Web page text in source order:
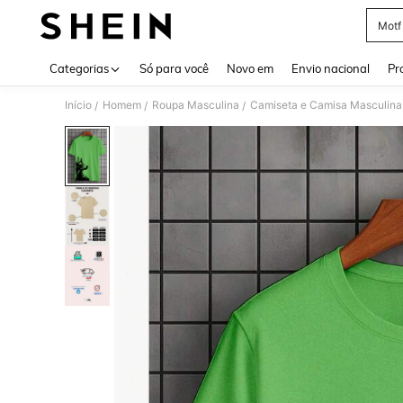
Motf
Categorias Só para você Novo em Envio nacional
Início / Homem / Roupa Masculina / Camiseta e Camisa Masculina